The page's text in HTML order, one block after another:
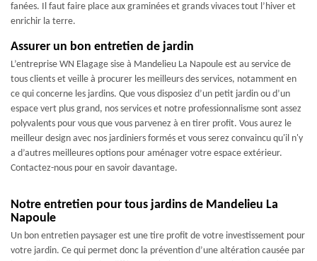
fanées. Il faut faire place aux graminées et grands vivaces tout l’hiver et
enrichir la terre.
Assurer un bon entretien de jardin
L’entreprise WN Elagage sise à Mandelieu La Napoule est au service de
tous clients et veille à procurer les meilleurs des services, notamment en
ce qui concerne les jardins. Que vous disposiez d’un petit jardin ou d’un
espace vert plus grand, nos services et notre professionnalisme sont assez
polyvalents pour vous que vous parvenez à en tirer profit. Vous aurez le
meilleur design avec nos jardiniers formés et vous serez convaincu qu'il n'y
a d’autres meilleures options pour aménager votre espace extérieur.
Contactez-nous pour en savoir davantage.
Notre entretien pour tous jardins de Mandelieu La
Napoule
Un bon entretien paysager est une tire profit de votre investissement pour
votre jardin. Ce qui permet donc la prévention d’une altération causée par